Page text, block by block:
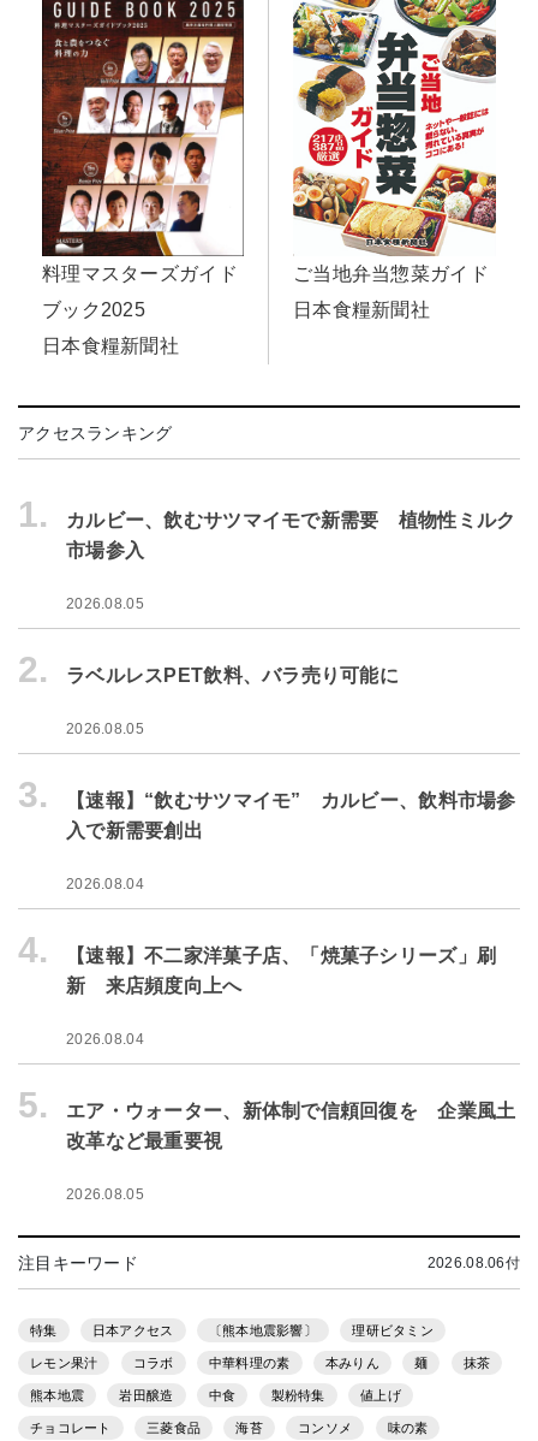
料理マスターズガイド
ブック2025
日本食糧新聞社
ご当地弁当惣菜ガイド
日本食糧新聞社
アクセスランキング
1.
カルビー、飲むサツマイモで新需要 植物性ミルク
市場参入
2026.08.05
2. ラベルレスPET飲料、バラ売り可能に
2026.08.05
3.
【速報】“飲むサツマイモ” カルビー、飲料市場参
入で新需要創出
2026.08.04
4.
【速報】不二家洋菓子店、「焼菓子シリーズ」刷
新 来店頻度向上へ
2026.08.04
5.
エア・ウォーター、新体制で信頼回復を 企業風土
改革など最重要視
2026.08.05
注目キーワード 2026.08.06付
特集 日本アクセス 〔熊本地震影響〕 理研ビタミン
レモン果汁 コラボ 中華料理の素 本みりん 麺 抹茶
熊本地震 岩田醸造 中食 製粉特集 値上げ
チョコレート 三菱食品 海苔 コンソメ 味の素